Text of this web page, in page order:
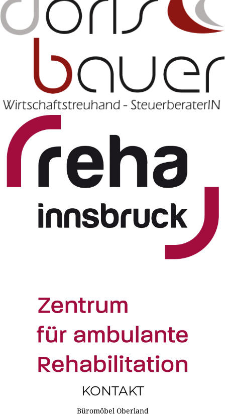
KONTAKT
Büromöbel Oberland